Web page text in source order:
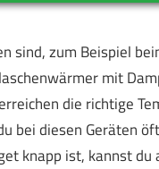
sind, zum Beispiel
mit
die richtige
bei diesen Geräten
knapp ist, kannst